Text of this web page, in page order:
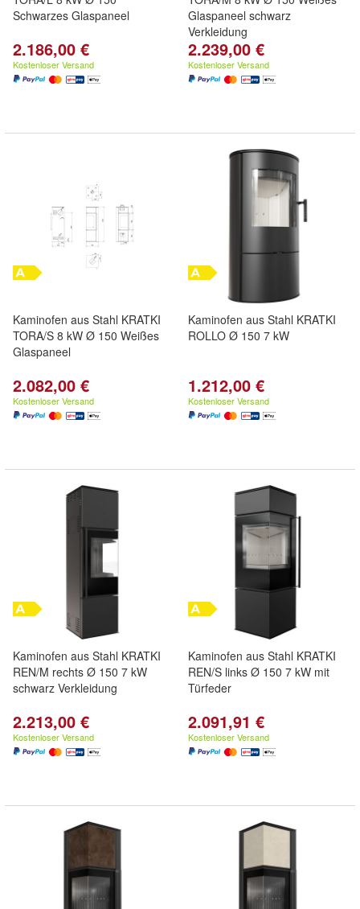
Schwarzes Glaspaneel
2.186,00 €
Kostenloser Versand
Glaspaneel schwarz
Verkleidung
2.239,00 €
Kostenloser Versand
Kaminofen aus Stahl KRATKI
TORA/S 8 kW Ø 150 Weißes
Glaspaneel
2.082,00 €
Kostenloser Versand
Kaminofen aus Stahl KRATKI
ROLLO Ø 150 7 kW
1.212,00 €
Kostenloser Versand
Kaminofen aus Stahl KRATKI
REN/M rechts Ø 150 7 kW
schwarz Verkleidung
2.213,00 €
Kostenloser Versand
Kaminofen aus Stahl KRATKI
REN/S links Ø 150 7 kW mit
Türfeder
2.091,91 €
Kostenloser Versand